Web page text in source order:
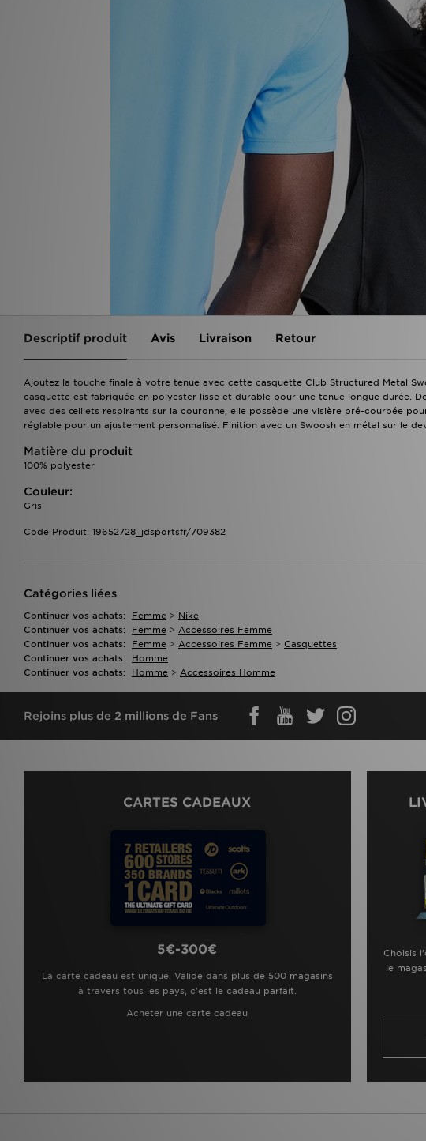
Descriptif produit Avis Livraison Retour
Ajoutez la touche finale à votre tenue avec cette casquette Club Structured Metal
casquette est fabriquée en polyester lisse et durable pour une tenue longue durée.
avec des œillets respirants sur la couronne, elle possède une visière pré-courbée
réglable pour un ajustement personnalisé. Finition avec un Swoosh en métal sur le
Matière du produit
100% polyester
Couleur:
Gris
Code Produit: 19652728_jdsportsfr/709382
Catégories liées
Continuer vos achats: Femme > Nike
Continuer vos achats:
Femme > Accessoires Femme
Continuer vos achats:
Femme > Accessoires Femme > Casquettes
Continuer vos achats:
Homme
Continuer vos achats:
Homme > Accessoires Homme
Rejoins plus de 2 millions de Fans
CARTES CADEAUX
5€-300€
La carte cadeau est unique. Valide dans plus de 500 magasins
à travers tous les pays, c'est le cadeau parfait.
Acheter une carte cadeau
Choisis
le